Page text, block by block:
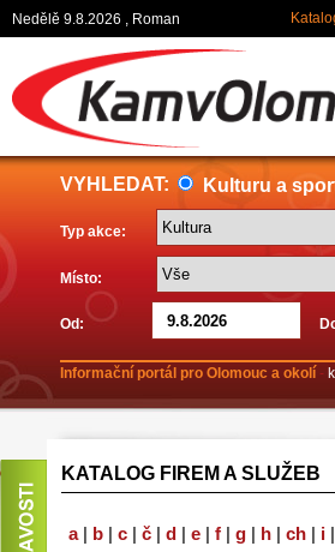
Nedělě 9.8.2026 , Roman
VYHLEDAT: Kulturu a
Typ akce:
Místo:
Od:
Informační portál pro Olomouc a okolí -
KATALOG FIREM A SLUŽEB
a | b | c | č | d | e | f | g | h | ch | i |